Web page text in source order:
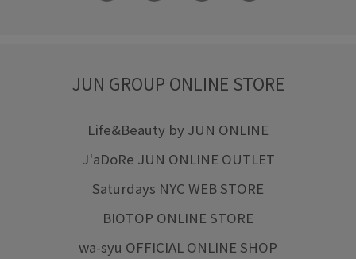
JUN GROUP ONLINE STORE
Life&Beauty by JUN ONLINE
J'aDoRe JUN ONLINE OUTLET
Saturdays NYC WEB STORE
BIOTOP ONLINE STORE
wa-syu OFFICIAL ONLINE SHOP